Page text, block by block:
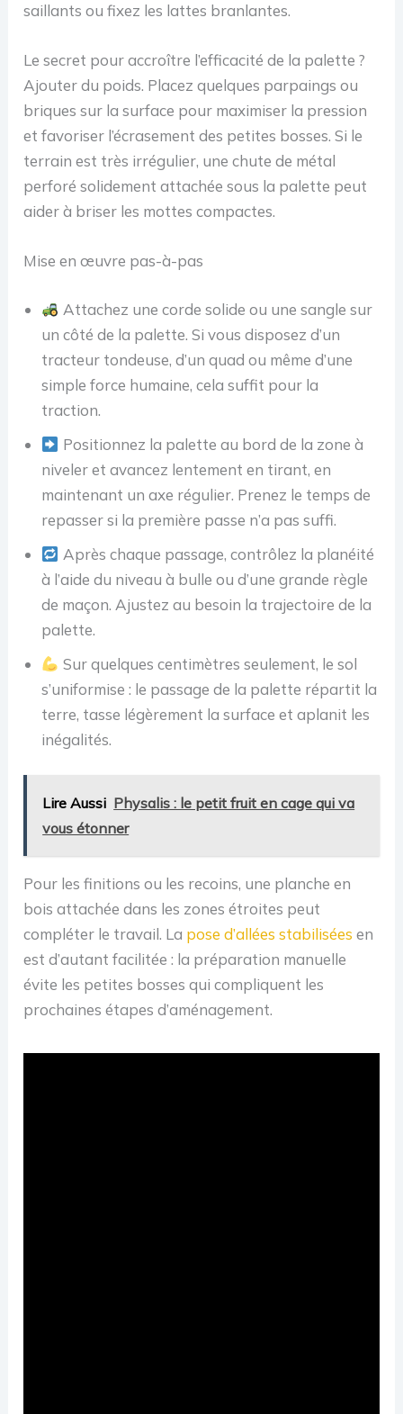
saillants ou fixez les lattes branlantes.
Le secret pour accroître l’efficacité de la palette ?
Ajouter du poids. Placez quelques parpaings ou
briques sur la surface pour maximiser la pression
et favoriser l’écrasement des petites bosses. Si le
terrain est très irrégulier, une chute de métal
perforé solidement attachée sous la palette peut
aider à briser les mottes compactes.
Mise en œuvre pas-à-pas
Attachez une corde solide ou une sangle sur
un côté de la palette. Si vous disposez d’un
tracteur tondeuse, d’un quad ou même d’une
simple force humaine, cela suffit pour la
traction.
Positionnez la palette au bord de la zone à
niveler et avancez lentement en tirant, en
maintenant un axe régulier. Prenez le temps de
repasser si la première passe n’a pas suffi.
Après chaque passage, contrôlez la planéité
à l’aide du niveau à bulle ou d’une grande règle
de maçon. Ajustez au besoin la trajectoire de la
palette.
Sur quelques centimètres seulement, le sol
s’uniformise : le passage de la palette répartit la
terre, tasse légèrement la surface et aplanit les
inégalités.
Lire Aussi Physalis : le petit fruit en cage qui va
vous étonner
Pour les finitions ou les recoins, une planche en
bois attachée dans les zones étroites peut
compléter le travail. La pose d’allées stabilisées en
est d’autant facilitée : la préparation manuelle
évite les petites bosses qui compliquent les
prochaines étapes d’aménagement.